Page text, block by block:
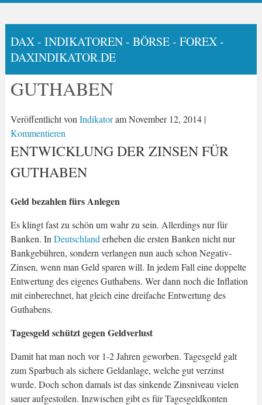
DAX - INDIKATOREN - BÖRSE - FOREX -
DAXINDIKATOR.DE
GUTHABEN
Veröffentlicht von IndikatoramNovember 12, 2014|
Kommentieren
ENTWICKLUNG DER ZINSEN FÜR
GUTHABEN
Geld bezahlen fürs Anlegen
Es klingt fast zu schön um wahr zu sein. Allerdings nur für
Banken. In Deutschland erheben die ersten Banken nicht nur
Bankgebühren, sondern verlangen nun auch schon Negativ-
Zinsen, wenn man Geld sparen will. In jedem Fall eine doppelte
Entwertung des eigenes Guthabens. Wer dann noch die Inflation
mit einberechnet, hat gleich eine dreifache Entwertung des
Guthabens.
Tagesgeld schützt gegen Geldverlust
Damit hat man noch vor 1-2 Jahren geworben. Tagesgeld galt
zum Sparbuch als sichere Geldanlage, welche gut verzinst
wurde. Doch schon damals ist das sinkende Zinsniveau vielen
sauer aufgestoßen. Inzwischen gibt es für Tagesgeldkonten